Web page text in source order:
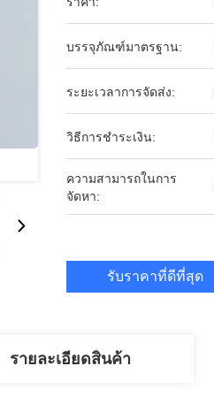
บรรจุภัณฑ์มาตรฐาน:
ระยะเวลาการจัดส่ง:
วิธีการชำระเงิน:
ความสามารถในการ
จัดหา:
รับราคาที่ดีที่สุด
รายละเอียดสินค้า